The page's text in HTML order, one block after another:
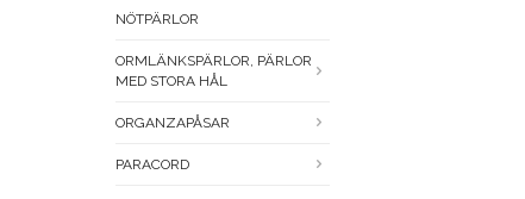
NÖTPÄRLOR
ORMLÄNKSPÄRLOR, PÄRLOR
MED STORA HÅL
ORGANZAPÅSAR
PARACORD